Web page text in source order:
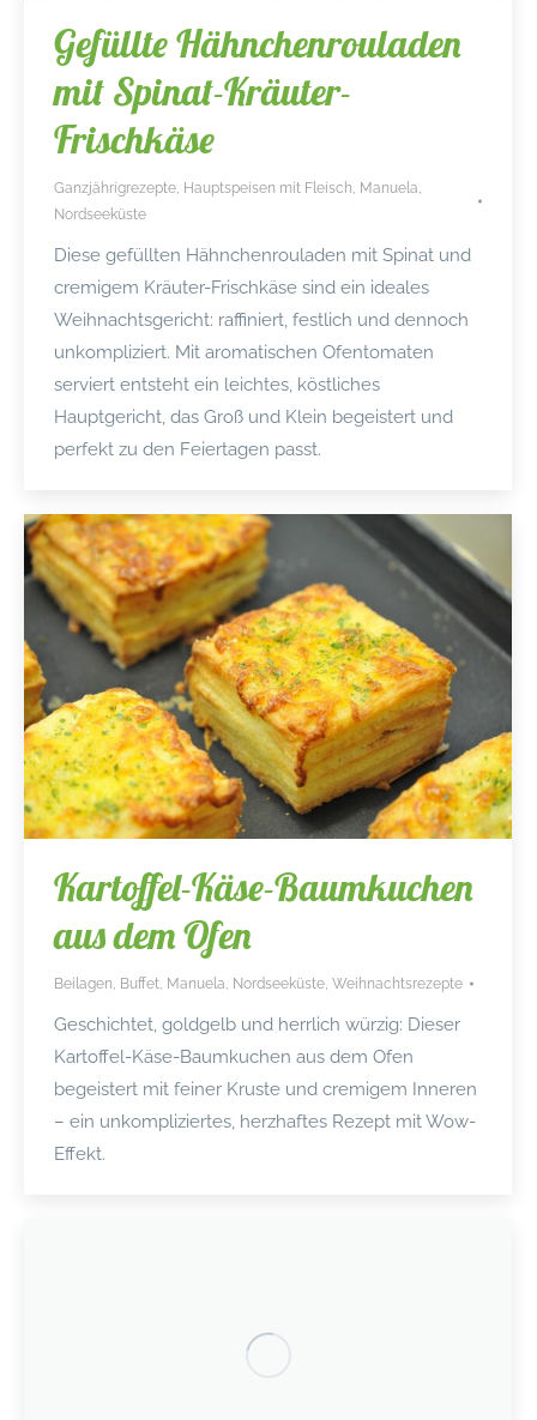
Gefüllte Hähnchenrouladen
mit Spinat-Kräuter-
Frischkäse
Ganzjährigrezepte, Hauptspeisen mit Fleisch, Manuela,
Nordseeküste
Diese gefüllten Hähnchenrouladen mit Spinat und
cremigem Kräuter-Frischkäse sind ein ideales
Weihnachtsgericht: raffiniert, festlich und dennoch
unkompliziert. Mit aromatischen Ofentomaten
serviert entsteht ein leichtes, köstliches
Hauptgericht, das Groß und Klein begeistert und
perfekt zu den Feiertagen passt.
Kartoffel-Käse-Baumkuchen
aus dem Ofen
Beilagen, Buffet, Manuela, Nordseeküste, Weihnachtsrezepte
Geschichtet, goldgelb und herrlich würzig: Dieser
Kartoffel-Käse-Baumkuchen aus dem Ofen
begeistert mit feiner Kruste und cremigem Inneren
– ein unkompliziertes, herzhaftes Rezept mit Wow-
Effekt.